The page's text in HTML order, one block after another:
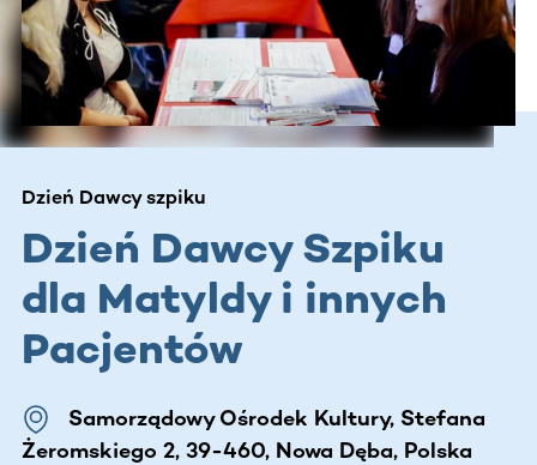
Dzień Dawcy szpiku
Dzień Dawcy Szpiku
dla Matyldy i innych
Pacjentów
Samorządowy Ośrodek Kultury, Stefana
Żeromskiego 2, 39-460, Nowa Dęba, Polska